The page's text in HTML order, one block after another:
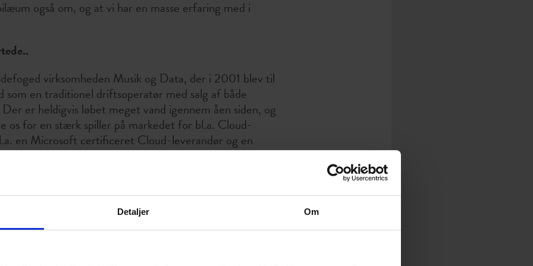
Detaljer Om
også om, og at vi har en masse erfaring med i
virksomheden Musik og Data, der i 2001 blev til
som en traditionel driftsoperatør med salg af både
er heldigvis løbet meget vand igennem åen siden, og
os for en stærk spiller på markedet for bl.a. Cloud-
en Microsoft certificeret Cloud-leverandør og en
og derfor tør vi godt at kalde os eksperter på
vi at yde den bedste service på markedet - og
kunders garanti
IT-drift til os. Det betyder, at vi varetager den